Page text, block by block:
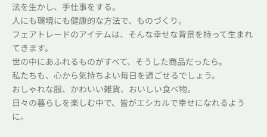
法を生かし、手仕事をする。
人にも環境にも健康的な方法で、ものづくり。
フェアトレードのアイテムは、そんな幸せな背景を持って生まれ
てきます。
世の中にあふれるものがすべて、そうした商品だったら。
私たちも、心から気持ちよい毎日を過ごせるでしょう。
おしゃれな服、かわいい雑貨、おいしい食べ物。
日々の暮らしを楽しむ中で、皆がエシカルで幸せになれるよう
に。